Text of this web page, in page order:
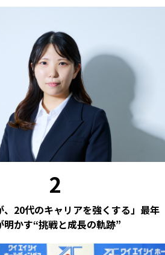
2
、20代のキャリアを強くする」最年
明かす“挑戦と成長の軌跡”